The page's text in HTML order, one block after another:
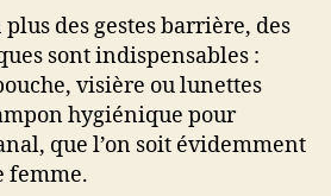
plus des gestes barrière, des
sont indispensables :
visière ou lunettes
hygiénique pour
que l’on soit évidemment
femme.